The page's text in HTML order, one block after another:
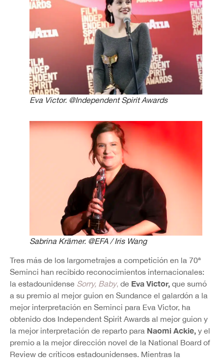
Eva Victor. @Independent Spirit Awards
Sabrina Krämer. @EFA / Iris Wang
Tres más de los largometrajes a competición en la 70ª
Seminci han recibido reconocimientos internacionales:
la estadounidense Sorry, Baby, de Eva Victor, que sumó
a su premio al mejor guion en Sundance el galardón a la
mejor interpretación en Seminci para Eva Victor, ha
obtenido dos Independent Spirit Awards al mejor guion y
la mejor interpretación de reparto para Naomi Ackie, y el
premio a la mejor dirección novel de la National Board of
Review de críticos estadounidenses. Mientras la